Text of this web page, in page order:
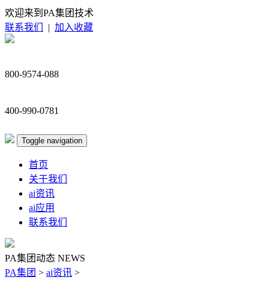
欢迎来到PA集团技术
联系我们
| 加入收藏
800-9574-088
400-990-0781
Toggle navigation
首页
关于我们
ai资讯
ai应用
联系我们
PA集团动态 NEWS
PA集团 > ai资讯 >